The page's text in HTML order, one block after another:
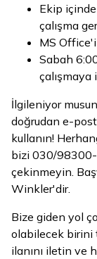
Ekip
çalışma
MS
Sabah
İlgileniyor
doğrudan e-
kullanın!
bizi 030/
çekinmeyin.
Winkler'dir.
Bize giden yol
olabilecek birini
ilanını iletin ve